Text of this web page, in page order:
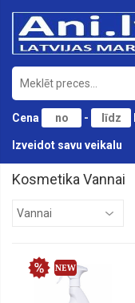
Cena -
Izveidot savu veikalu
Ķermenim
Kosmetika Vannai